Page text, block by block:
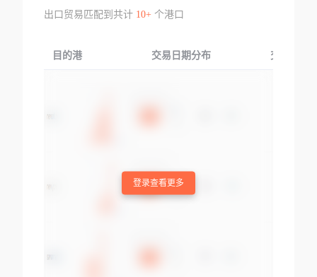
出口贸易匹配到共计 10+个港口
目的港 交易日期分布 交易产品
登录查看更多